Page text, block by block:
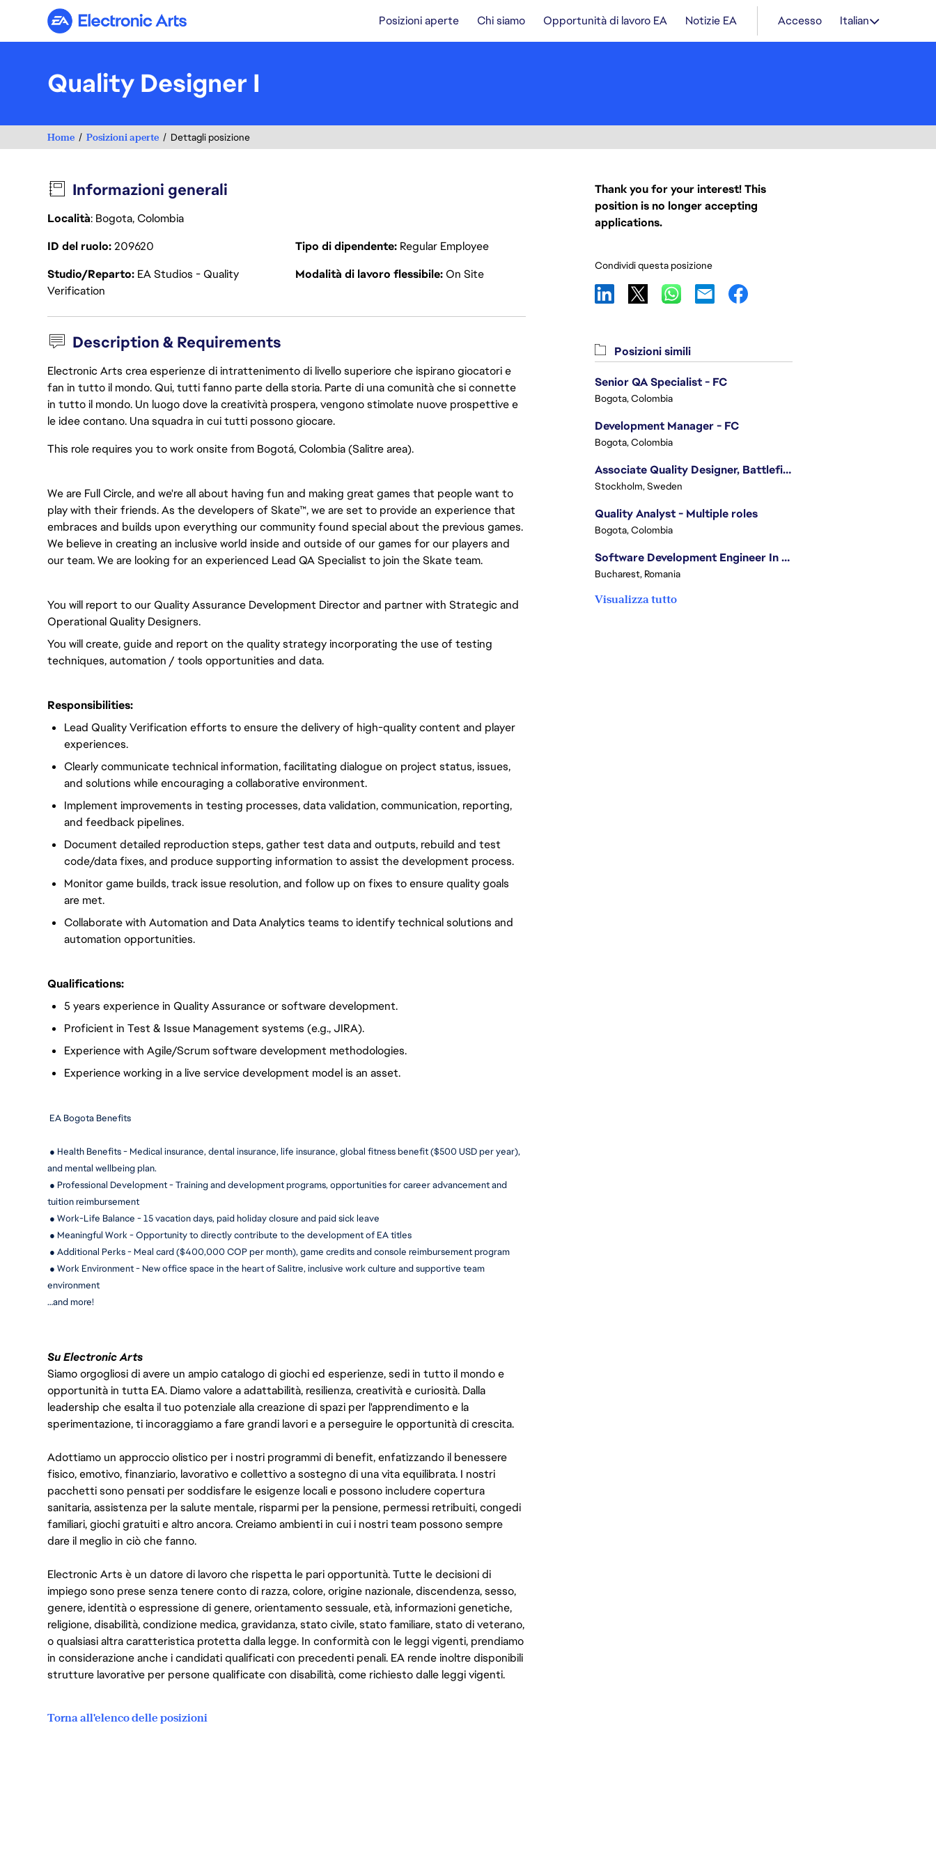
Electronic Arts Posizioni aperte Chi siamo Opportunità di lavoro EA Notizie EA Accesso Italian
Quality Designer I
Home Posizioni aperte Dettagli posizione
Informazioni generali
Località: Bogota, Colombia
ID del ruolo209620 Tipo di dipendente Regular Employee
Studio/Reparto EA Studios - Quality
Verification
Modalità di lavoro flessibile On Site
Description & Requirements
Electronic Arts crea esperienze di intrattenimento di livello superiore che ispirano giocatori e
fan in tutto il mondo. Qui, tutti fanno parte della storia. Parte di una comunità che si connette
in tutto il mondo. Un luogo dove la creatività prospera, vengono stimolate nuove prospettive e
le idee contano. Una squadra in cui tutti possono giocare.
This role requires you to work onsite from Bogotá, Colombia (Salitre area).
We are Full Circle, and we're all about having fun and making great games that people want to
play with their friends. As the developers of Skate™, we are set to provide an experience that
embraces and builds upon everything our community found special about the previous games.
We believe in creating an inclusive world inside and outside of our games for our players and
our team. We are looking for an experienced Lead QA Specialist to join the Skate team.
You will report to our Quality Assurance Development Director and partner with Strategic and
Operational Quality Designers.
You will create, guide and report on the quality strategy incorporating the use of testing
techniques, automation / tools opportunities and data.
Responsibilities:
Lead Quality Verification efforts to ensure the delivery of high-quality content and player
experiences.
Clearly communicate technical information, facilitating dialogue on project status, issues,
and solutions while encouraging a collaborative environment.
Implement improvements in testing processes, data validation, communication, reporting,
and feedback pipelines.
Document detailed reproduction steps, gather test data and outputs, rebuild and test
code/data fixes, and produce supporting information to assist the development process.
Monitor game builds, track issue resolution, and follow up on fixes to ensure quality goals
are met.
Collaborate with Automation and Data Analytics teams to identify technical solutions and
automation opportunities.
Qualifications:
5 years experience in Quality Assurance or software development.
Proficient in Test & Issue Management systems (e.g., JIRA).
Experience with Agile/Scrum software development methodologies.
Experience working in a live service development model is an asset.
EA Bogota Benefits
● Health Benefits - Medical insurance, dental insurance, life insurance, global fitness benefit ($500 USD per year),
and mental wellbeing plan.
● Professional Development - Training and development programs, opportunities for career advancement and
tuition reimbursement
● Work-Life Balance - 15 vacation days, paid holiday closure and paid sick leave
● Meaningful Work - Opportunity to directly contribute to the development of EA titles
● Additional Perks - Meal card ($400,000 COP per month), game credits and console reimbursement program
● Work Environment - New office space in the heart of Salitre, inclusive work culture and supportive team
environment
…and more!
Su Electronic Arts
Siamo orgogliosi di avere un ampio catalogo di giochi ed esperienze, sedi in tutto il mondo e
opportunità in tutta EA. Diamo valore a adattabilità, resilienza, creatività e curiosità. Dalla
leadership che esalta il tuo potenziale alla creazione di spazi per l'apprendimento e la
sperimentazione, ti incoraggiamo a fare grandi lavori e a perseguire le opportunità di crescita.
Adottiamo un approccio olistico per i nostri programmi di benefit, enfatizzando il benessere
fisico, emotivo, finanziario, lavorativo e collettivo a sostegno di una vita equilibrata. I nostri
pacchetti sono pensati per soddisfare le esigenze locali e possono includere copertura
sanitaria, assistenza per la salute mentale, risparmi per la pensione, permessi retribuiti, congedi
familiari, giochi gratuiti e altro ancora. Creiamo ambienti in cui i nostri team possono sempre
dare il meglio in ciò che fanno.
Electronic Arts è un datore di lavoro che rispetta le pari opportunità. Tutte le decisioni di
impiego sono prese senza tenere conto di razza, colore, origine nazionale, discendenza, sesso,
genere, identità o espressione di genere, orientamento sessuale, età, informazioni genetiche,
religione, disabilità, condizione medica, gravidanza, stato civile, stato familiare, stato di veterano,
o qualsiasi altra caratteristica protetta dalla legge. In conformità con le leggi vigenti, prendiamo
in considerazione anche i candidati qualificati con precedenti penali. EA rende inoltre disponibili
strutture lavorative per persone qualificate con disabilità, come richiesto dalle leggi vigenti.
Torna all'elenco delle posizioni
Thank you for your interest! This
position is no longer accepting
applications.
Condividi questa posizione
Posizioni simili
Senior QA Specialist - FC
Bogota, Colombia
Development Manager - FC
Bogota, Colombia
Associate Quality Designer, Battlefield QV
Stockholm, Sweden
Quality Analyst - Multiple roles
Bogota, Colombia
Software Development Engineer In Test
Bucharest, Romania
Visualizza tutto